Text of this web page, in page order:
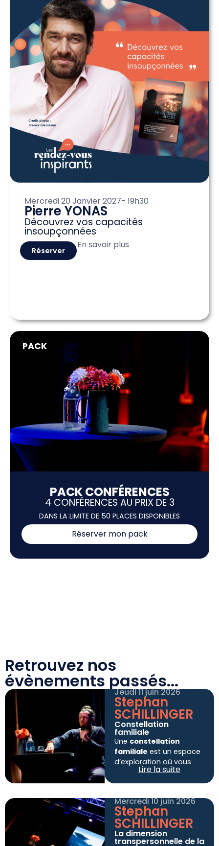
Mercredi 20 Janvier 2027- 19h30
Pierre YONAS
Découvrez vos capacités
insoupçonnées
Réserver
En savoir plus
PACK
PACK CONFÉRENCES
4 CONFÉRENCES AU PRIX DE 3
DANS LA LIMITE DE 50 PLACES DISPONIBLES
Réserver mon pack
Retrouvez nos
évènements passés...
Jeudi 11 juin 2026
Stephan
SCHILLINGER
Constellation
familiale
Une constellation
familiale est un espace
d’exploration où vous
pouvez accueillir ce qui
reste souvent invisible
histoire et vos liens au
monde. À mi-chemin
entresymbolique et
concret, elle permet de
Lire la suite
Mercredi 10 juin 2026
Stephan
SCHILLINGER
La dimension
transpersonnelle de la